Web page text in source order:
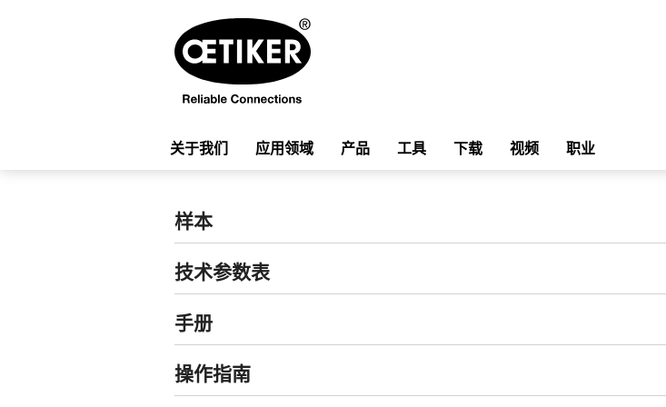
关于我们 应用领域 产品 工具 下载 视频 职业
样本
技术参数表
手册
操作指南